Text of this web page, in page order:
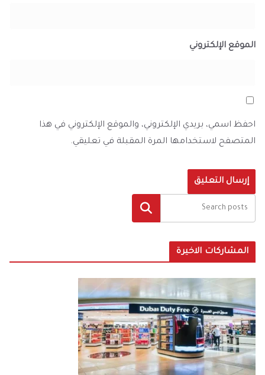
الموقع الإلكتروني
احفظ اسمي، بريدي الإلكتروني، والموقع الإلكتروني في هذا
المتصفح لاستخدامها المرة المقبلة في تعليقي.
البحث
المشاركات الاخيرة